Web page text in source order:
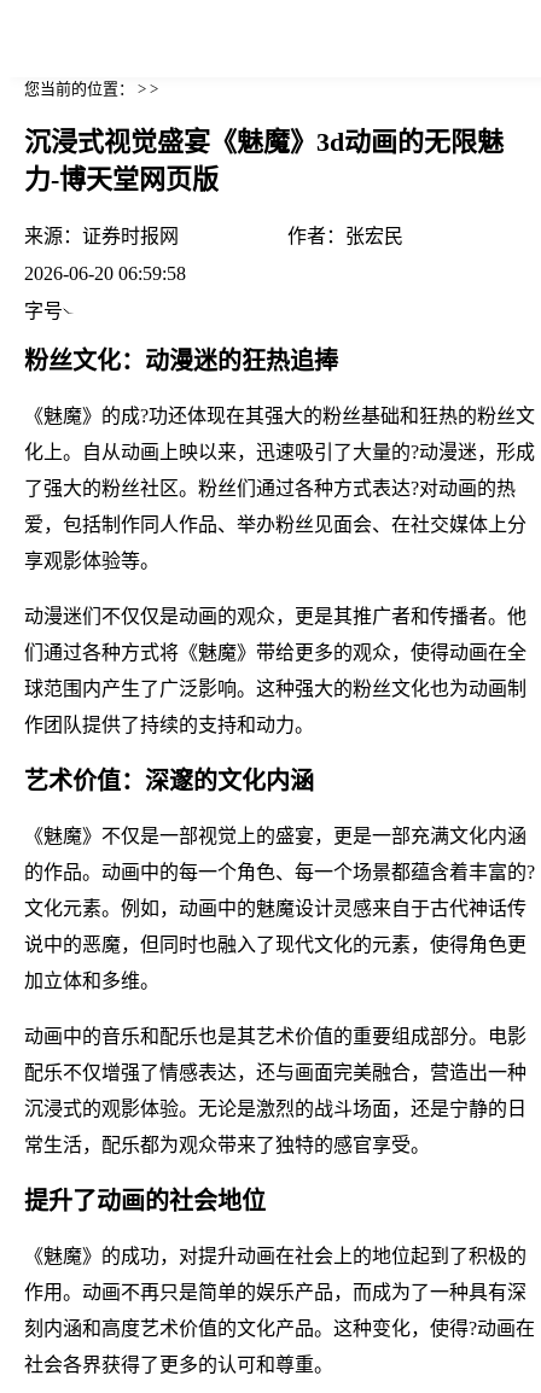
您当前的位置： > >
沉浸式视觉盛宴《魅魔》3d动画的无限魅
力-博天堂网页版
来源： 证券时报网 作者： 张宏民
2026-06-20 06:59:58
字号
粉丝文化：动漫迷的狂热追捧
《魅魔》的成?功还体现在其强大的粉丝基础和狂热的粉丝文
化上。自从动画上映以来，迅速吸引了大量的?动漫迷，形成
了强大的粉丝社区。粉丝们通过各种方式表达?对动画的热
爱，包括制作同人作品、举办粉丝见面会、在社交媒体上分
享观影体验等。
动漫迷们不仅仅是动画的观众，更是其推广者和传播者。他
们通过各种方式将《魅魔》带给更多的观众，使得动画在全
球范围内产生了广泛影响。这种强大的粉丝文化也为动画制
作团队提供了持续的支持和动力。
艺术价值：深邃的文化内涵
《魅魔》不仅是一部视觉上的盛宴，更是一部充满文化内涵
的作品。动画中的每一个角色、每一个场景都蕴含着丰富的?
文化元素。例如，动画中的魅魔设计灵感来自于古代神话传
说中的恶魔，但同时也融入了现代文化的元素，使得角色更
加立体和多维。
动画中的音乐和配乐也是其艺术价值的重要组成部分。电影
配乐不仅增强了情感表达，还与画面完美融合，营造出一种
沉浸式的观影体验。无论是激烈的战斗场面，还是宁静的日
常生活，配乐都为观众带来了独特的感官享受。
提升了动画的社会地位
《魅魔》的成功，对提升动画在社会上的地位起到了积极的
作用。动画不再只是简单的娱乐产品，而成为了一种具有深
刻内涵和高度艺术价值的文化产品。这种变化，使得?动画在
社会各界获得了更多的认可和尊重。